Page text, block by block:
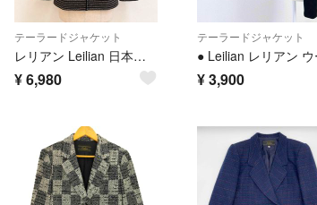
テーラードジャケット
レリアン Leilian 日本製 ツイード調 テーラードジャケット 9号 M 毛混
¥6,980
テーラードジャケット
¥3,900